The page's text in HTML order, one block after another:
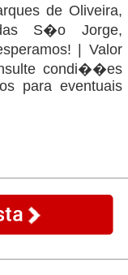
de Oliveira,
S�o Jorge,
| Valor
condi��es
para eventuais